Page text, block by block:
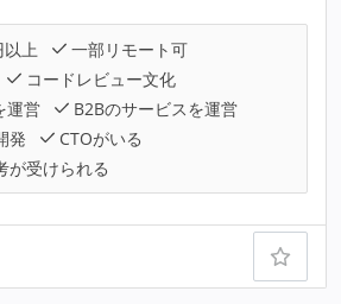
上
一部リモート可
コードレビュー文化
運営
B2Bのサービスを運営
発
CTOがいる
が受けられる